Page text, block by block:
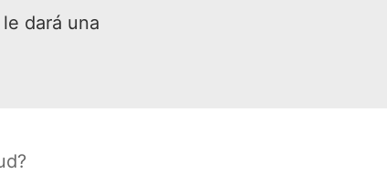
dará una